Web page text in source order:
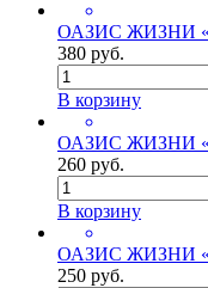
ОАЗИС ЖИЗНИ
380 руб.
В корзину
ОАЗИС ЖИЗНИ
260 руб.
В корзину
ОАЗИС ЖИЗНИ
250 руб.